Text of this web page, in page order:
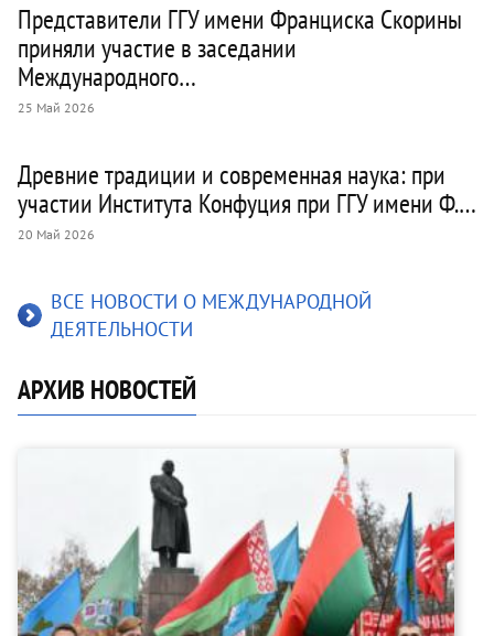
Представители ГГУ имени Франциска Скорины
приняли участие в заседании
Международного…
25 Май 2026
Древние традиции и современная наука: при
участии Института Конфуция при ГГУ имени Ф.…
20 Май 2026
ВСЕ НОВОСТИ О МЕЖДУНАРОДНОЙ
ДЕЯТЕЛЬНОСТИ
АРХИВ НОВОСТЕЙ